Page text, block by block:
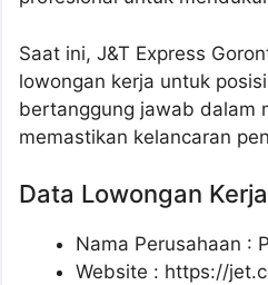
Saat ini, J&T Express
lowongan kerja untuk
bertanggung jawab dalam
memastikan kelancaran
Data Lowongan Kerja
Nama Perusahaan :
Website : https://